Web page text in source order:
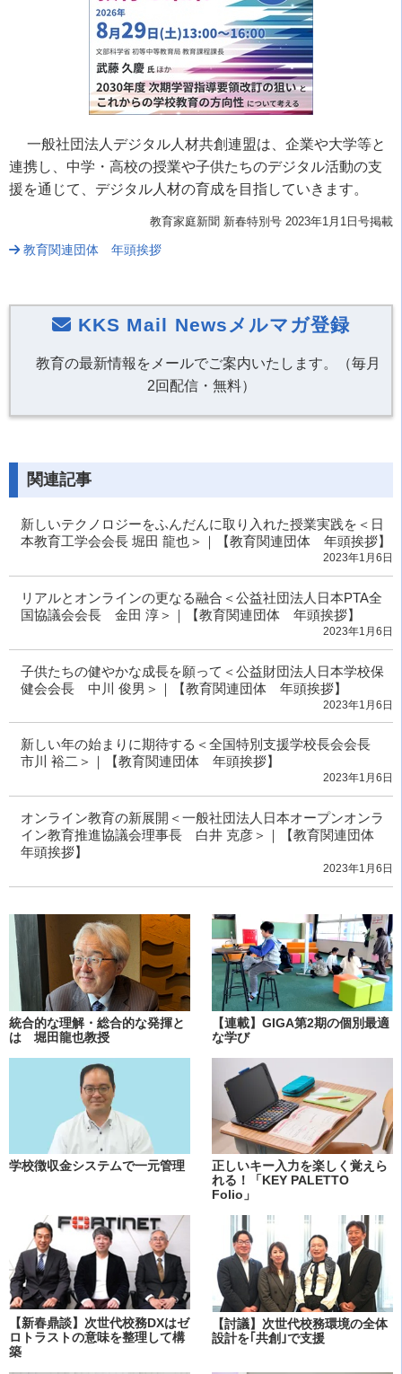
一般社団法人デジタル人材共創連盟は、企業や大学等と
連携し、中学・高校の授業や子供たちのデジタル活動の支
援を通じて、デジタル人材の育成を目指していきます。
教育家庭新聞 新春特別号 2023年1月1日号掲載
教育関連団体 年頭挨拶
KKS Mail Newsメルマガ登録
教育の最新情報をメールでご案内いたします。（毎月
2回配信・無料）
関連記事
新しいテクノロジーをふんだんに取り入れた授業実践を＜日
本教育工学会会長 堀田 龍也＞｜【教育関連団体 年頭挨拶】
2023年1月6日
リアルとオンラインの更なる融合＜公益社団法人日本PTA全
国協議会会長 金田 淳＞｜【教育関連団体 年頭挨拶】
2023年1月6日
子供たちの健やかな成長を願って＜公益財団法人日本学校保
健会会長 中川 俊男＞｜【教育関連団体 年頭挨拶】
2023年1月6日
新しい年の始まりに期待する＜全国特別支援学校長会会長
市川 裕二＞｜【教育関連団体 年頭挨拶】
2023年1月6日
オンライン教育の新展開＜一般社団法人日本オープンオンラ
イン教育推進協議会理事長 白井 克彦＞｜【教育関連団体
年頭挨拶】
2023年1月6日
統合的な理解・総合的な発揮と
は 堀田龍也教授
【連載】GIGA第2期の個別最適
な学び
学校徴収金システムで一元管理
正しいキー入力を楽しく覚えら
れる！「KEY PALETTO
Folio」
【新春鼎談】次世代校務DXはゼ
ロトラストの意味を整理して構
築
【討議】次世代校務環境の全体
設計を｢共創｣で支援